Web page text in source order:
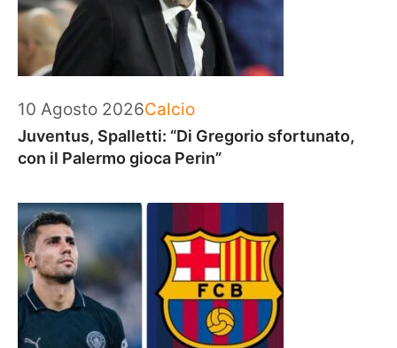
10 Agosto 2026Categorie
Calcio
Juventus, Spalletti: “Di Gregorio sfortunato,
con il Palermo gioca Perin”